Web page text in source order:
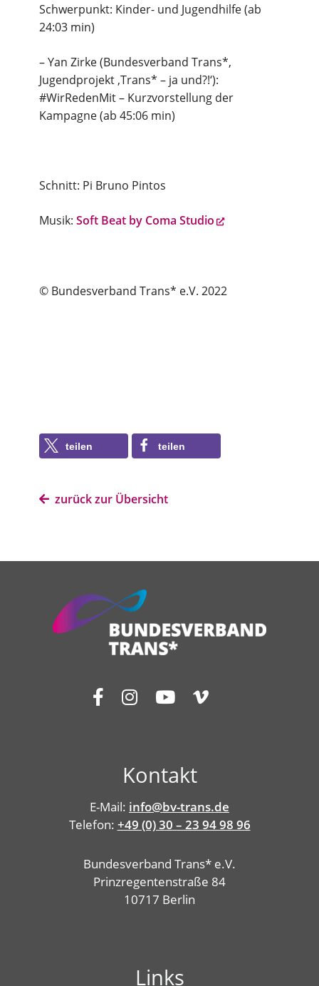
Schwerpunkt: Kinder- und Jugendhilfe (ab
24:03 min)
– Yan Zirke (Bundesverband Trans*,
Jugendprojekt ‚Trans* – ja und?!‘):
#WirRedenMit – Kurzvorstellung der
Kampagne (ab 45:06 min)
Schnitt: Pi Bruno Pintos
Musik: Soft Beat by Coma Studio
© Bundesverband Trans* e.V. 2022
teilen teilen
zurück zur Übersicht
Kontakt
E-Mail: info@bv-trans.de
Telefon: +49 (0) 30 – 23 94 98 96
Bundesverband Trans* e.V.
Prinzregentenstraße 84
10717 Berlin
Links